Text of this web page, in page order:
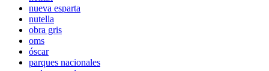
nueva esparta
nutella
obra gris
oms
óscar
parques nacionales